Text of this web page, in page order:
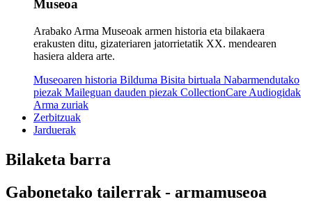
Museoa
Arabako Arma Museoak armen historia eta bilakaera
erakusten ditu, gizateriaren jatorrietatik XX. mendearen
hasiera aldera arte.
Museoaren historia Bilduma Bisita birtuala Nabarmendutako
piezak Maileguan dauden piezak CollectionCare Audiogidak
Arma zuriak
Zerbitzuak
Jarduerak
Bilaketa barra
Gabonetako tailerrak - armamuseoa